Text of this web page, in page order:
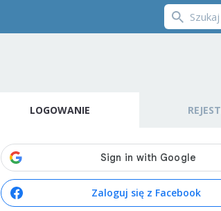
LOGOWANIE
Zaloguj się z Facebook